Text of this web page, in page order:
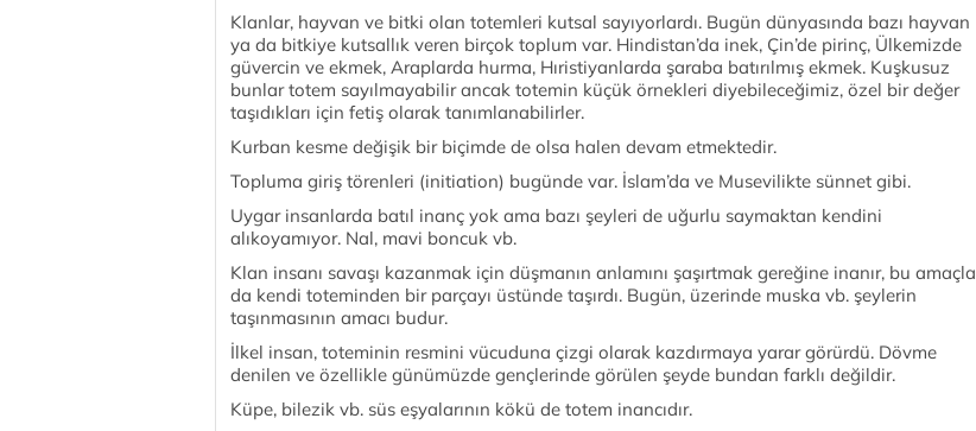
Klanlar, hayvan ve bitki olan totemleri kutsal sayıyorlardı. Bugün dünyasında bazı hayvan
ya da bitkiye kutsallık veren birçok toplum var. Hindistan’da inek, Çin’de pirinç, Ülkemizde
güvercin ve ekmek, Araplarda hurma, Hıristiyanlarda şaraba batırılmış ekmek. Kuşkusuz
bunlar totem sayılmayabilir ancak totemin küçük örnekleri diyebileceğimiz, özel bir değer
taşıdıkları için fetiş olarak tanımlanabilirler.
Kurban kesme değişik bir biçimde de olsa halen devam etmektedir.
Topluma giriş törenleri (initiation) bugünde var. İslam’da ve Musevilikte sünnet gibi.
Uygar insanlarda batıl inanç yok ama bazı şeyleri de uğurlu saymaktan kendini
alıkoyamıyor. Nal, mavi boncuk vb.
Klan insanı savaşı kazanmak için düşmanın anlamını şaşırtmak gereğine inanır, bu amaçla
da kendi toteminden bir parçayı üstünde taşırdı. Bugün, üzerinde muska vb. şeylerin
taşınmasının amacı budur.
İlkel insan, toteminin resmini vücuduna çizgi olarak kazdırmaya yarar görürdü. Dövme
denilen ve özellikle günümüzde gençlerinde görülen şeyde bundan farklı değildir.
Küpe, bilezik vb. süs eşyalarının kökü de totem inancıdır.